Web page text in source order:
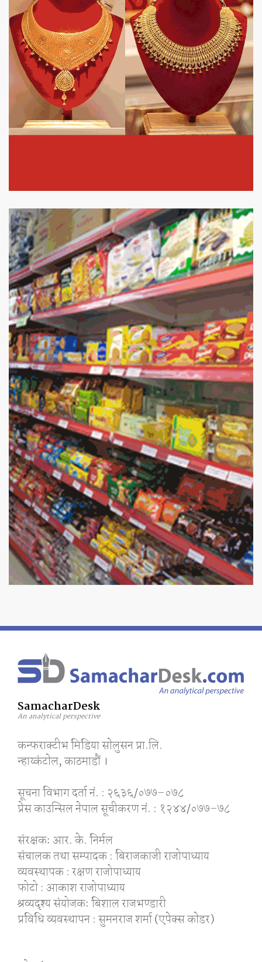
SamacharDesk
An analytical perspective
कन्फराक्टीभ मिडिया साेलुसन प्रा.लि.
न्हाय्कंटाेल, काठमाडाैं ।
सूचना विभाग दर्ता नं. : २६३६/०७७–०७८
प्रेस काउन्सिल नेपाल सूचीकरण नं. : १२४४/०७७–७८
संरक्षकः आर. के. निर्मल
संचालक तथा सम्पादक : बिराजकाजी राजोपाध्याय
व्यवस्थापक : रक्षण राजोपाध्याय
फोटो : आकाश राजोपाध्याय
श्रव्यदृश्य संयोजकः बिशाल राजभण्डारी
प्रविधि व्यवस्थापन : सुमनराज शर्मा (एपेक्स काेडर)